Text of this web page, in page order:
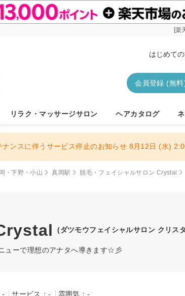
[楽
はじめて
会員登録 (無料
リラク・マッサージサロン ヘアカタログ
ナンスに伴うサービス停止のお知らせ 8月12日 (水)
・下野・小山 真岡駅 脱毛・フェイシャルサロン Crystal
(ダツモウフェイシャルサロン クリス
ューで理想のアナタへ導きます☆彡
- サービス：-
雰囲気：-